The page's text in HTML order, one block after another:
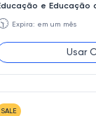
e Educação
Expira: em um mês
Usar
SALE